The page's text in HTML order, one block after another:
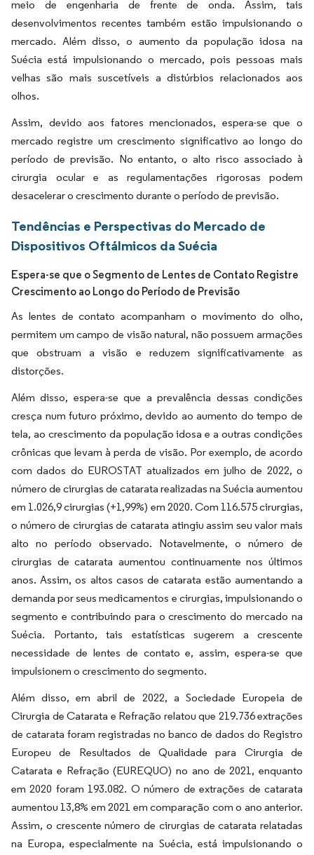
meio de engenharia de frente de onda. Assim, tais
desenvolvimentos recentes também estão impulsionando o
mercado. Além disso, o aumento da população idosa na
Suécia está impulsionando o mercado, pois pessoas mais
velhas são mais suscetíveis a distúrbios relacionados aos
olhos.
Assim, devido aos fatores mencionados, espera-se que o
mercado registre um crescimento significativo ao longo do
período de previsão. No entanto, o alto risco associado à
cirurgia ocular e as regulamentações rigorosas podem
desacelerar o crescimento durante o período de previsão.
Tendências e Perspectivas do Mercado de
Dispositivos Oftálmicos da Suécia
Espera-se que o Segmento de Lentes de Contato Registre
Crescimento ao Longo do Período de Previsão
As lentes de contato acompanham o movimento do olho,
permitem um campo de visão natural, não possuem armações
que obstruam a visão e reduzem significativamente as
distorções.
Além disso, espera-se que a prevalência dessas condições
cresça num futuro próximo, devido ao aumento do tempo de
tela, ao crescimento da população idosa e a outras condições
crônicas que levam à perda de visão. Por exemplo, de acordo
com dados do EUROSTAT atualizados em julho de 2022, o
número de cirurgias de catarata realizadas na Suécia aumentou
em 1.026,9 cirurgias (+1,99%) em 2020. Com 116.575 cirurgias,
o número de cirurgias de catarata atingiu assim seu valor mais
alto no período observado. Notavelmente, o número de
cirurgias de catarata aumentou continuamente nos últimos
anos. Assim, os altos casos de catarata estão aumentando a
demanda por seus medicamentos e cirurgias, impulsionando o
segmento e contribuindo para o crescimento do mercado na
Suécia. Portanto, tais estatísticas sugerem a crescente
necessidade de lentes de contato e, assim, espera-se que
impulsionem o crescimento do segmento.
Além disso, em abril de 2022, a Sociedade Europeia de
Cirurgia de Catarata e Refração relatou que 219.736 extrações
de catarata foram registradas no banco de dados do Registro
Europeu de Resultados de Qualidade para Cirurgia de
Catarata e Refração (EUREQUO) no ano de 2021, enquanto
em 2020 foram 193.082. O número de extrações de catarata
aumentou 13,8% em 2021 em comparação com o ano anterior.
Assim, o crescente número de cirurgias de catarata relatadas
na Europa, especialmente na Suécia, está impulsionando o